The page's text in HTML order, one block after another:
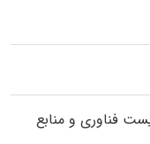
فناوری و منابع